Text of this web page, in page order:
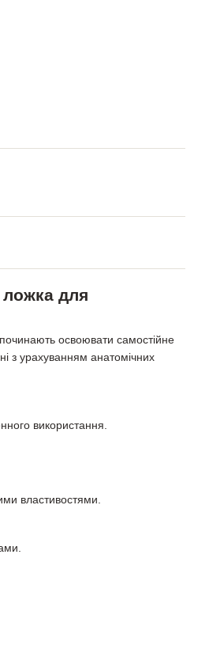
ложка для
освоювати самостійне
з урахуванням анатомічних
використання.
властивостями.